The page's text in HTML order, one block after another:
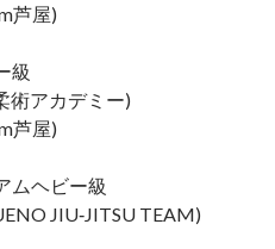
芦屋)
級
アカデミー)
芦屋)
ムヘビー級
JIU‐JITSU TEAM)